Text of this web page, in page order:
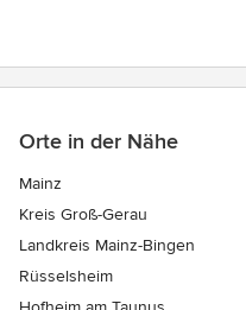
Orte in der Nähe
Mainz
Kreis Groß-Gerau
Landkreis Mainz-Bingen
Rüsselsheim